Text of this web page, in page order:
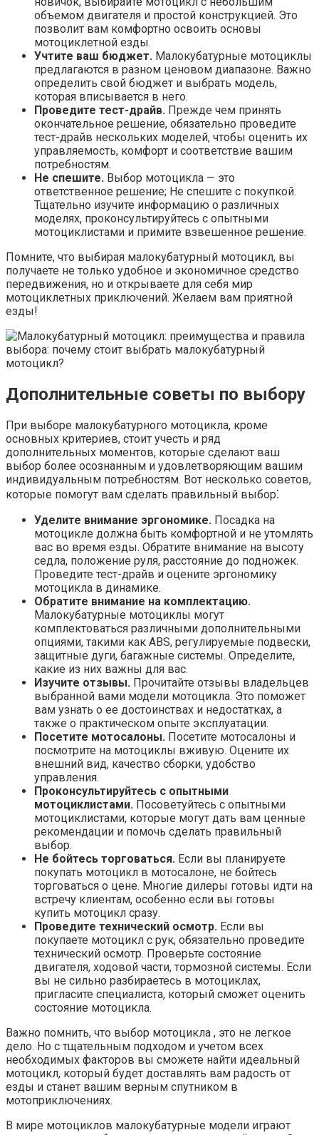
объемом двигателя и простой конструкцией. Это
позволит вам комфортно освоить основы
мотоциклетной езды.​
Учтите ваш бюджет. Малокубатурные мотоциклы
предлагаются в разном ценовом диапазоне.​ Важно
определить свой бюджет и выбрать модель,
которая вписывается в него.​
Проведите тест-драйв. Прежде чем принять
окончательное решение, обязательно проведите
тест-драйв нескольких моделей, чтобы оценить их
управляемость, комфорт и соответствие вашим
потребностям.
Не спешите.​ Выбор мотоцикла — это
ответственное решение; Не спешите с покупкой.​
Тщательно изучите информацию о различных
моделях, проконсультируйтесь с опытными
мотоциклистами и примите взвешенное решение.
Помните, что выбирая малокубатурный мотоцикл, вы
получаете не только удобное и экономичное средство
передвижения, но и открываете для себя мир
мотоциклетных приключений.​ Желаем вам приятной
езды!​
Дополнительные советы по выбору
При выборе малокубатурного мотоцикла, кроме
основных критериев, стоит учесть и ряд
дополнительных моментов, которые сделают ваш
выбор более осознанным и удовлетворяющим вашим
индивидуальным потребностям.​ Вот несколько советов,
которые помогут вам сделать правильный выбор⁚
Уделите внимание эргономике.​ Посадка на
мотоцикле должна быть комфортной и не утомлять
вас во время езды.​ Обратите внимание на высоту
седла, положение руля, расстояние до подножек.​
Проведите тест-драйв и оцените эргономику
мотоцикла в динамике.​
Обратите внимание на комплектацию.
Малокубатурные мотоциклы могут
комплектоваться различными дополнительными
опциями, такими как ABS, регулируемые подвески,
защитные дуги, багажные системы.​ Определите,
какие из них важны для вас.
Изучите отзывы.​ Прочитайте отзывы владельцев
выбранной вами модели мотоцикла. Это поможет
вам узнать о ее достоинствах и недостатках, а
также о практическом опыте эксплуатации.​
Посетите мотосалоны.​ Посетите мотосалоны и
посмотрите на мотоциклы вживую.​ Оцените их
внешний вид, качество сборки, удобство
управления.​
Проконсультируйтесь с опытными
мотоциклистами.​ Посоветуйтесь с опытными
мотоциклистами, которые могут дать вам ценные
рекомендации и помочь сделать правильный
выбор.
Не бойтесь торговаться.​ Если вы планируете
покупать мотоцикл в мотосалоне, не бойтесь
торговаться о цене.​ Многие дилеры готовы идти на
встречу клиентам, особенно если вы готовы
купить мотоцикл сразу.​
Проведите технический осмотр. Если вы
покупаете мотоцикл с рук, обязательно проведите
технический осмотр. Проверьте состояние
двигателя, ходовой части, тормозной системы. Если
вы не сильно разбираетесь в мотоциклах,
пригласите специалиста, который сможет оценить
состояние мотоцикла.
Важно помнить, что выбор мотоцикла , это не легкое
дело. Но с тщательным подходом и учетом всех
необходимых факторов вы сможете найти идеальный
мотоцикл, который будет доставлять вам радость от
езды и станет вашим верным спутником в
мотоприключениях.​
В мире мотоциклов малокубатурные модели играют